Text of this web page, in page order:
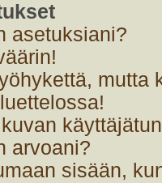
asetuksiani?
mutta
arvoani?
sisään,